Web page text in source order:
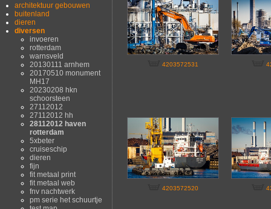
architektuur gebouwen
buitenland
dieren
diversen
invoeren
rotterdam
warnsveld
20130111 arnhem
20170510 monument
MH17
20230208 hkn
schoorsteen
27112012
27112012 hh
28112012 haven
rotterdam
5xbeter
cruiseschip
dieren
fijn
fit metaal print
fit metaal web
fnv nachtwerk
pm serie het schuurtje
4203572531
4203572520